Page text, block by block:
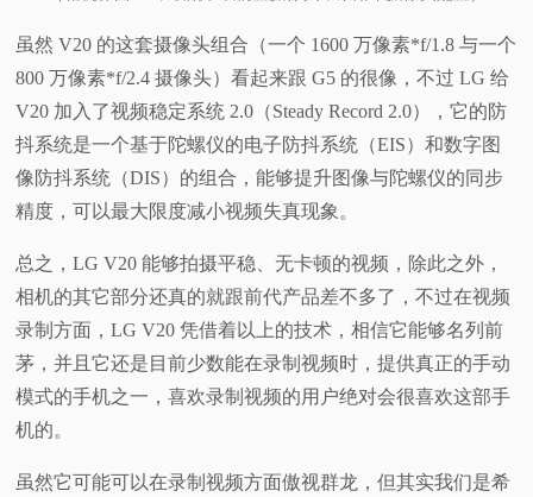
虽然 V20 的这套摄像头组合（一个 1600 万像素*f/1.8 与一个
800 万像素*f/2.4 摄像头）看起来跟 G5 的很像，不过 LG 给
V20 加入了视频稳定系统 2.0（Steady Record 2.0），它的防
抖系统是一个基于陀螺仪的电子防抖系统（EIS）和数字图
像防抖系统（DIS）的组合，能够提升图像与陀螺仪的同步
精度，可以最大限度减小视频失真现象。
总之，LG V20 能够拍摄平稳、无卡顿的视频，除此之外，
相机的其它部分还真的就跟前代产品差不多了，不过在视频
录制方面，LG V20 凭借着以上的技术，相信它能够名列前
茅，并且它还是目前少数能在录制视频时，提供真正的手动
模式的手机之一，喜欢录制视频的用户绝对会很喜欢这部手
机的。
虽然它可能可以在录制视频方面傲视群龙，但其实我们是希